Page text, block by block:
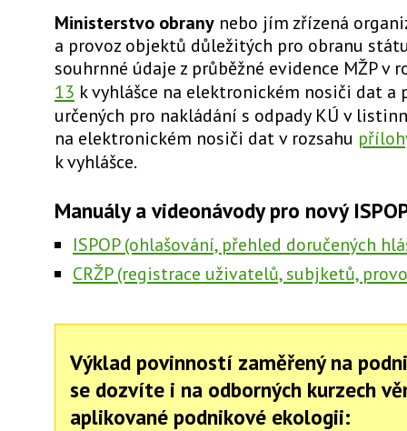
Ministerstvo obrany nebo jím zřízená
a provoz objektů důležitých pro obranu
souhrnné údaje z průběžné evidence MŽPv
13 k vyhlášce na elektronickém nosiči dat a
určených pro nakládání s odpady KÚ v
na elektronickém nosiči datv rozsahu
k vyhlášce.
Manuály a videonávody pro nový
ISPOP (ohlašování, přehled doručených
CRŽP (registrace uživatelů, subjketů,
Výklad povinností zaměřený na
se dozvíte i na odborných kurzech
aplikované podnikové ekologii: